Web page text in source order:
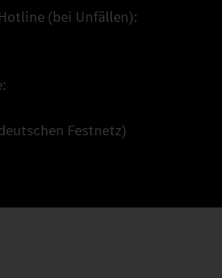
(bei Unfällen):
Festnetz)